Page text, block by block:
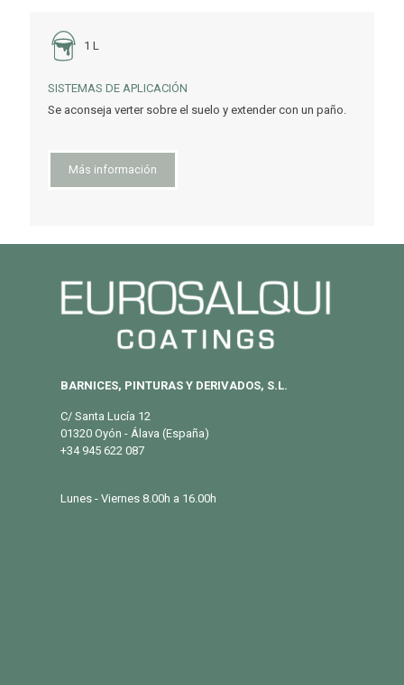
1 L
SISTEMAS DE APLICACIÓN
Se aconseja verter sobre el suelo y extender con un paño.
Más información
BARNICES, PINTURAS Y DERIVADOS, S.L.
C/ Santa Lucía 12
01320 Oyón - Álava (España)
+34 945 622 087
Lunes - Viernes 8.00h a 16.00h